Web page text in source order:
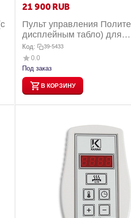
21 900 RUB
Пульт управления
дисплейным табло) для
электрокаменок Kristina
Код: 39-5433
0.0
Под заказ
В КОРЗИНУ